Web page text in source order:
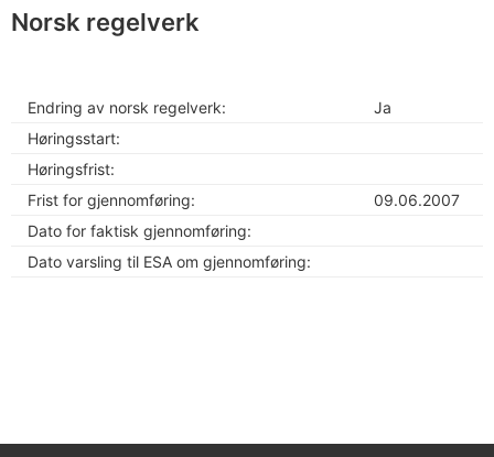
Norsk regelverk
Endring av norsk regelverk:
Ja
Høringsstart:
Høringsfrist:
Frist for gjennomføring:
09.06.2007
Dato for faktisk gjennomføring:
Dato varsling til ESA om gjennomføring: